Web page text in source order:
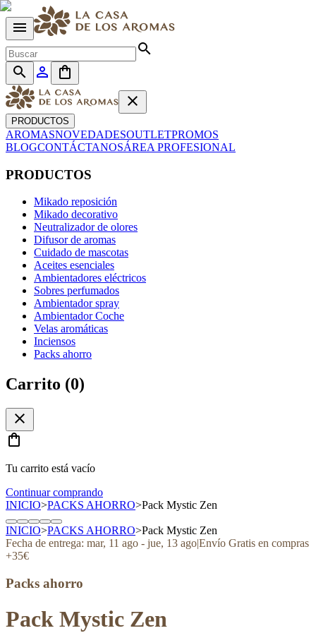
menu
search
search
person_outline
shopping_bag
close
PRODUCTOS
AROMASNOVEDADESOUTLETPROMOS
BLOGCONTÁCTANOSÁREA PROFESIONAL
PRODUCTOS
Mikado reposición
Mikado decorativo
Neutralizador de olores
Difusor de aromas
Cuidado de mascotas
Aceites esenciales
Ambientadores eléctricos
Sobres perfumados
Ambientador spray
Ambientador Coche
Velas aromáticas
Inciensos
Packs ahorro
Carrito (0)
close
shopping_bag
Tu carrito está vacío
Continuar comprando
INICIO>PACKS AHORRO>Pack Mystic Zen
INICIO>PACKS AHORRO>Pack Mystic Zen
Fecha de entrega: mar, 11 ago - jue, 13 ago|Envío Gratis en compras
+35€
Packs ahorro
Pack Mystic Zen